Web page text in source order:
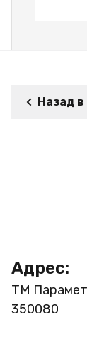
Назад в
Адрес:
ТМ
350080